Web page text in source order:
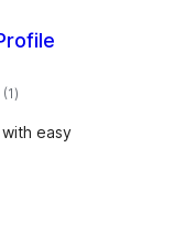
(1કુલ
રેટિંગ્સ
)
easy